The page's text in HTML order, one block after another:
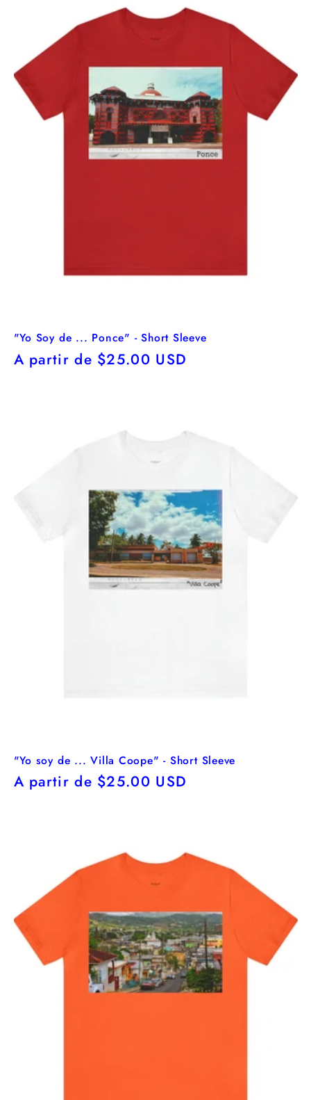
"Yo Soy de ... Ponce" - Short Sleeve
Precio
A partir de $25.00 USD
"Yo soy de ... Villa Coope" - Short Sleeve
Precio
A partir de $25.00 USD